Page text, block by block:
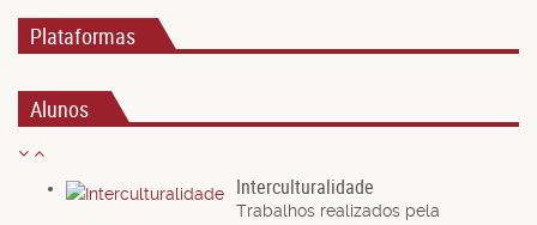
Plataformas
Alunos
Interculturalidade
Trabalhos realizados pela